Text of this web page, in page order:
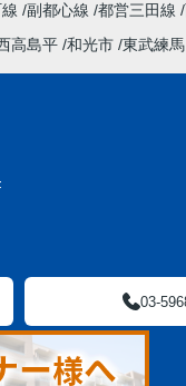
副都心線 都営三田線
高島平 和光市 東武練馬
03-